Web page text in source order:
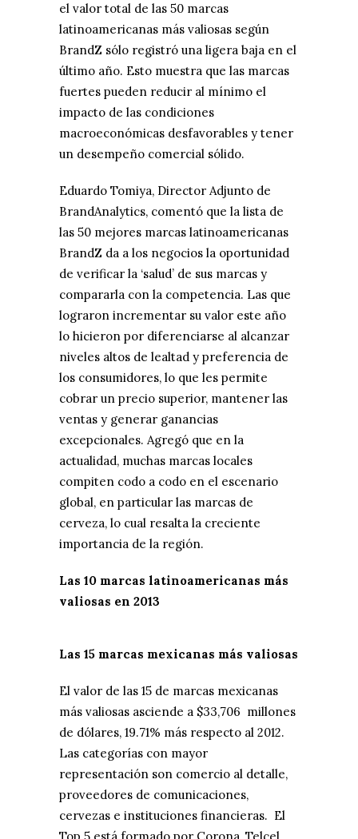
el valor total de las 50 marcas
latinoamericanas más valiosas según
BrandZ sólo registró una ligera baja en el
último año. Esto muestra que las marcas
fuertes pueden reducir al mínimo el
impacto de las condiciones
macroeconómicas desfavorables y tener
un desempeño comercial sólido.
Eduardo Tomiya, Director Adjunto de
BrandAnalytics, comentó que la lista de
las 50 mejores marcas latinoamericanas
BrandZ da a los negocios la oportunidad
de verificar la ‘salud’ de sus marcas y
compararla con la competencia. Las que
lograron incrementar su valor este año
lo hicieron por diferenciarse al alcanzar
niveles altos de lealtad y preferencia de
los consumidores, lo que les permite
cobrar un precio superior, mantener las
ventas y generar ganancias
excepcionales. Agregó que en la
actualidad, muchas marcas locales
compiten codo a codo en el escenario
global, en particular las marcas de
cerveza, lo cual resalta la creciente
importancia de la región.
Las 10 marcas latinoamericanas más
valiosas en 2013
Las 15 marcas mexicanas más valiosas
El valor de las 15 de marcas mexicanas
más valiosas asciende a $33,706 millones
de dólares, 19.71% más respecto al 2012.
Las categorías con mayor
representación son comercio al detalle,
proveedores de comunicaciones,
cervezas e instituciones financieras. El